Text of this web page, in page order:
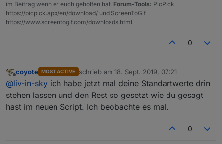
im Beitrag wenn er euch geholfen hat. Forum-Tools: PicPick
https://picpick.app/en/download/ und ScreenToGif
https://www.screentogif.com/downloads.html
0
Offline
coyote MOST ACTIVE schrieb am 18. Sept. 2019, 07:21
zuletzt editiert von
@liv-in-sky ich habe jetzt mal deine Standartwerte drin
stehen lassen und den Rest so gesetzt wie du gesagt
hast im neuen Script. Ich beobachte es mal.
0